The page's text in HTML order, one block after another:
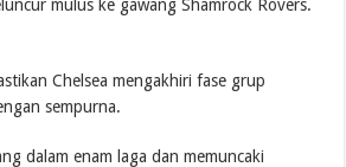
mulus ke gawang Shamrock Rovers.
Chelsea mengakhiri fase grup
sempurna.
dalam enam laga dan memuncaki